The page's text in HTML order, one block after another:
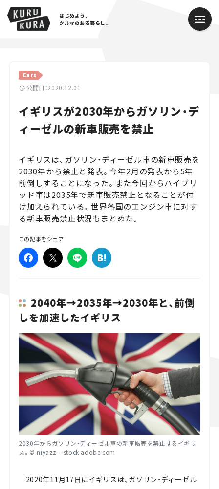
はじめよう、
クルマのある暮らし。
Cars
公開日：2020.12.01
イギリスが2030年からガソリン・デ
ィーゼルの新車販売を禁止
イギリスは、ガソリン・ディーゼル車の新車販売を
2030年から禁止と発表。今年2月の発表から5年
前倒しすることになった。また今回からハイブリ
ッド車は2035年で新車販売禁止となることが付
け加えられている。世界各国のエンジン車に対す
る新車販売禁止状況もまとめた。
この記事をシェア
2040年→2035年→2030年と、前倒
しを加速したイギリス
2030年からガソリン・ディーゼル車の新車販売を禁止するイギリ
ス。 © niyazz – stock.adobe.com
2020年11月17 日にイギリスは、ガソリン・ディーゼル
Cars
Lifestyle
Traffic
Special
Series
Campaign
人気のハッシュタグ
スズキ ジムニー｜Suzuki Jimny